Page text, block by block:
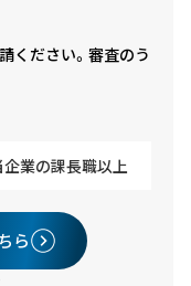
ください。審査のう
業の課長職以上
ら